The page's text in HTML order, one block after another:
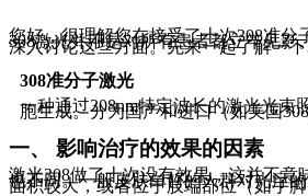
您好，很理解您在接受了十次308准
308激光并不是对所有患者都立竿见
深入讨论这些方面。先来一起了解一
308准分子激光
一种通过308nm特定波长的激光光束
胞生成。分为国产和进口（如美国
一、 影响治疗的效果的因素
激光308做了十次没有效果，这并不
也不同。一般皮肤白皙的人群对光疗
面积较大，或者位于肢端部位（如手